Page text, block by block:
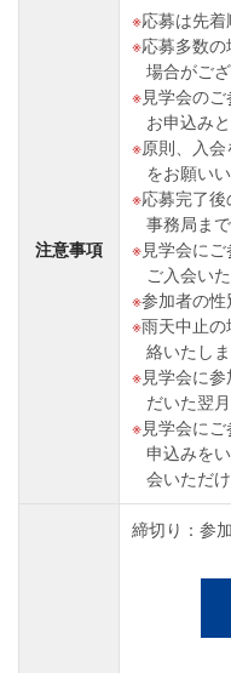
注意事項
応募は先
応募多数
場合がご
見学会の
お申込み
原則、入
をお願い
応募完了
事務局ま
見学会に
ご入会い
参加者の
雨天中止
絡いたし
見学会に
だいた翌
見学会に
申込みを
会いただ
締切り：参